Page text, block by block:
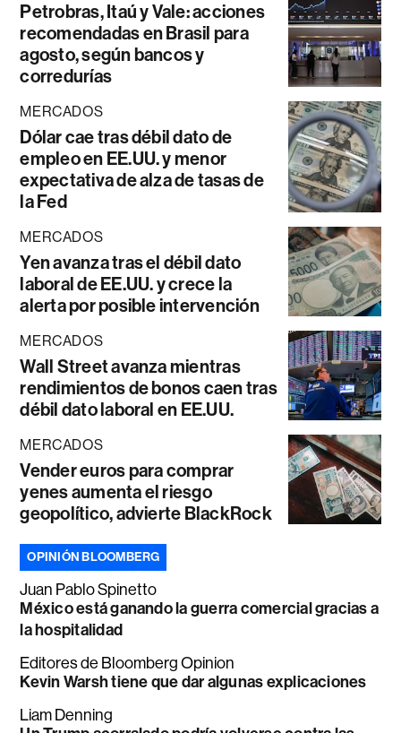
Petrobras, Itaú y Vale: acciones
recomendadas en Brasil para
agosto, según bancos y
corredurías
MERCADOS
Dólar cae tras débil dato de
empleo en EE.UU. y menor
expectativa de alza de tasas de
la Fed
MERCADOS
Yen avanza tras el débil dato
laboral de EE.UU. y crece la
alerta por posible intervención
MERCADOS
Wall Street avanza mientras
rendimientos de bonos caen tras
débil dato laboral en EE.UU.
MERCADOS
Vender euros para comprar
yenes aumenta el riesgo
geopolítico, advierte BlackRock
OPINIÓN BLOOMBERG
Juan Pablo Spinetto
México está ganando la guerra comercial gracias a
la hospitalidad
Editores de Bloomberg Opinion
Kevin Warsh tiene que dar algunas explicaciones
Liam Denning